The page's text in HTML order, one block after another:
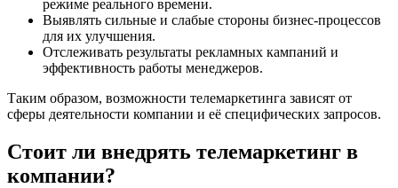
режиме реального времени.
Выявлять сильные и слабые стороны бизнес-процессов
для их улучшения.
Отслеживать результаты рекламных кампаний и
эффективность работы менеджеров.
Таким образом, возможности телемаркетинга зависят от
сферы деятельности компании и её специфических запросов.
Стоит ли внедрять телемаркетинг в
компании?